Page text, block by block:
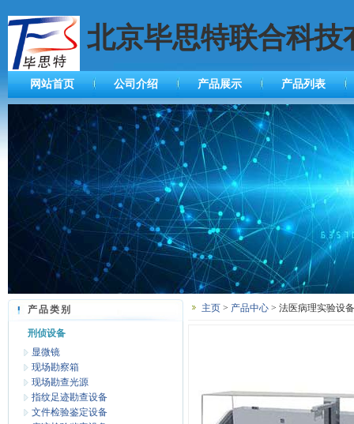
北京毕思特联合科技
网站首页 公司介绍 产品展示 产品列表
产品类别
刑侦设备
显微镜
现场勘察箱
现场勘查光源
指纹足迹勘查设备
文件检验鉴定设备
主页 > 产品中心 > 法医病理实验设